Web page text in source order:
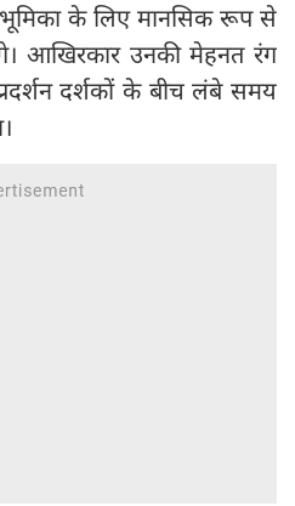
के लिए मानसिक रूप से
आखिरकार उनकी मेहनत रंग
दर्शकों के बीच लंबे समय